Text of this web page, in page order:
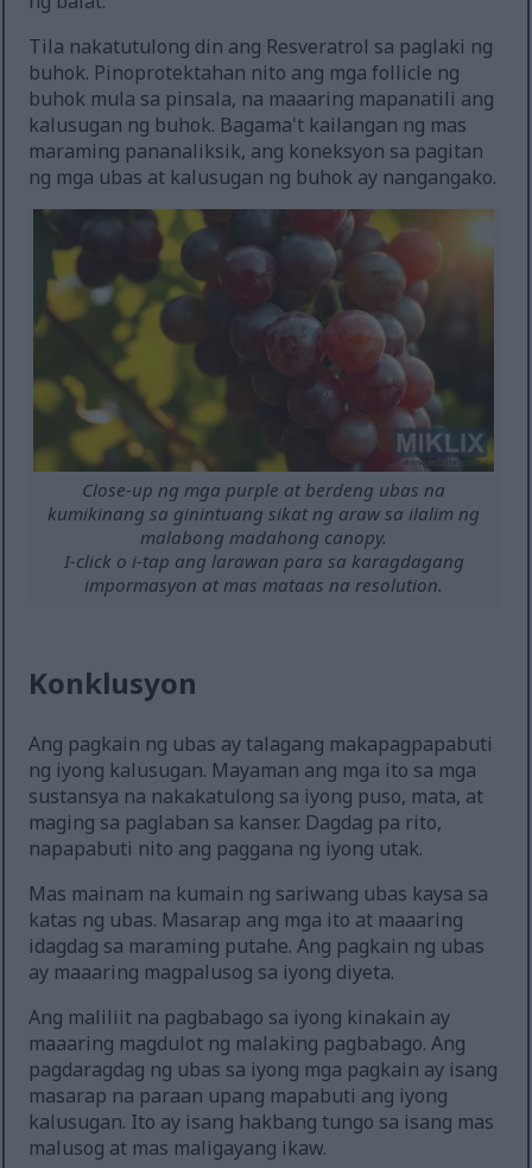
Tila nakatutulong din ang Resveratrol sa paglaki ng
buhok. Pinoprotektahan nito ang mga follicle ng
buhok mula sa pinsala, na maaaring mapanatili ang
kalusugan ng buhok. Bagama't kailangan ng mas
maraming pananaliksik, ang koneksyon sa pagitan
ng mga ubas at kalusugan ng buhok ay nangangako.
Close-up ng mga purple at berdeng ubas na
kumikinang sa ginintuang sikat ng araw sa ilalim ng
malabong madahong canopy.
I-click o i-tap ang larawan para sa karagdagang
impormasyon at mas mataas na resolution.
Konklusyon
Ang pagkain ng ubas ay talagang makapagpapabuti
ng iyong kalusugan. Mayaman ang mga ito sa mga
sustansya na nakakatulong sa iyong puso, mata, at
maging sa paglaban sa kanser. Dagdag pa rito,
napapabuti nito ang paggana ng iyong utak.
Mas mainam na kumain ng sariwang ubas kaysa sa
katas ng ubas. Masarap ang mga ito at maaaring
idagdag sa maraming putahe. Ang pagkain ng ubas
ay maaaring magpalusog sa iyong diyeta.
Ang maliliit na pagbabago sa iyong kinakain ay
maaaring magdulot ng malaking pagbabago. Ang
pagdaragdag ng ubas sa iyong mga pagkain ay isang
masarap na paraan upang mapabuti ang iyong
kalusugan. Ito ay isang hakbang tungo sa isang mas
malusog at mas maligayang ikaw.